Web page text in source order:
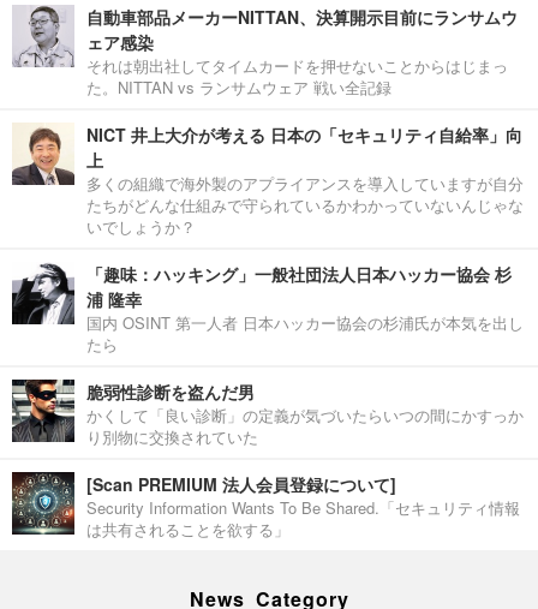
自動車部品メーカーNITTAN、決算開示目前にランサムウ
ェア感染
それは朝出社してタイムカードを押せないことからはじまっ
た。NITTAN vs ランサムウェア 戦い全記録
NICT 井上大介が考える 日本の「セキュリティ自給率」向
上
多くの組織で海外製のアプライアンスを導入していますが自分
たちがどんな仕組みで守られているかわかっていないんじゃな
いでしょうか？
「趣味：ハッキング」一般社団法人日本ハッカー協会 杉
浦 隆幸
国内 OSINT 第一人者 日本ハッカー協会の杉浦氏が本気を出し
たら
脆弱性診断を盗んだ男
かくして「良い診断」の定義が気づいたらいつの間にかすっか
り別物に交換されていた
[Scan PREMIUM 法人会員登録について]
Security Information Wants To Be Shared.「セキュリティ情報
は共有されることを欲する」
News Category